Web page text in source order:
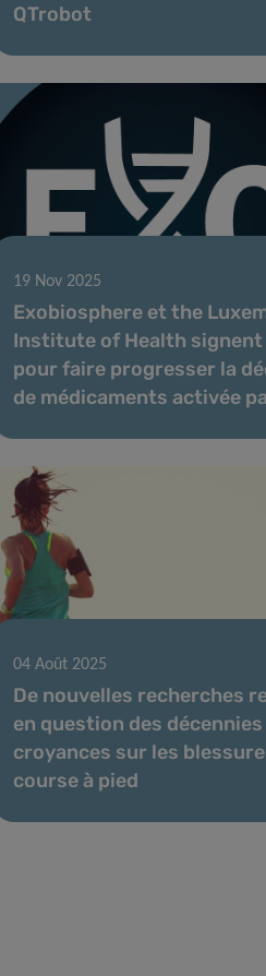
QTrobot
19 Nov 2025
Exobiosphere et the
Institute of Health signent
pour faire progresser la
de médicaments activée
04 Août 2025
De nouvelles recherches
en question des décennies
croyances sur les
course à pied